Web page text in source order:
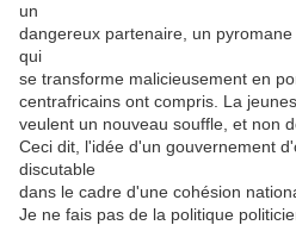
un
dangereux partenaire, un
qui
se transforme malicieusement en
centrafricains ont compris. La
veulent un nouveau souffle, et non
Ceci dit, l'idée d'un gouvernement
discutable
dans le cadre d'une cohésion
Je ne fais pas de la politique